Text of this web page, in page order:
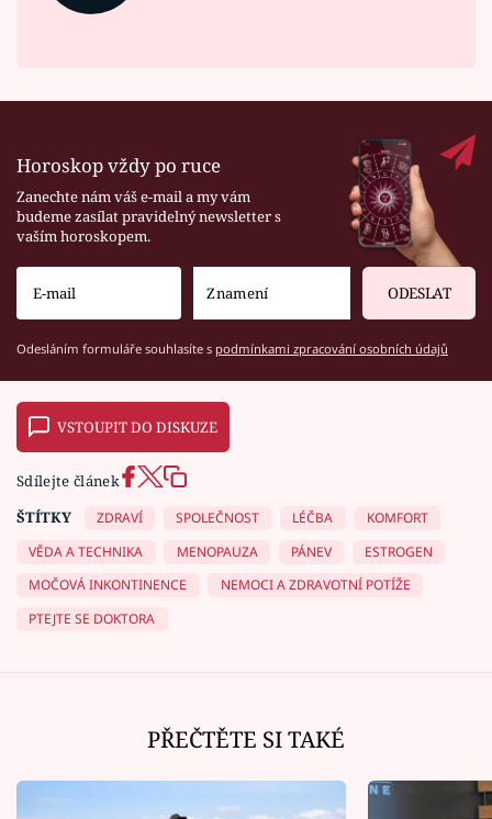
Horoskop vždy po ruce
Zanechte nám váš e-mail a my vám
budeme zasílat pravidelný newsletter s
vaším horoskopem.
ODESLAT
Odesláním formuláře souhlasíte s podmínkami zpracování osobních údajů
VSTOUPIT DO DISKUZE
Sdílejte článek
ŠTÍTKY
ZDRAVÍ SPOLEČNOST LÉČBA
KOMFORT
VĚDA A TECHNIKA
MENOPAUZA PÁNEV
ESTROGEN
MOČOVÁ INKONTINENCE
NEMOCI A ZDRAVOTNÍ POTÍŽE
PTEJTE SE DOKTORA
PŘEČTĚTE SI TAKÉ